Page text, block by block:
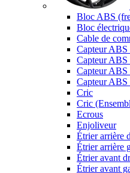
Bloc ABS
Bloc
Cable de
Capteur ABS
Capteur ABS
Capteur ABS
Capteur ABS
Cric
Cric
Ecrous
Enjoliveur
Étrier arrière
Étrier arrière
Étrier avant
Étrier avant